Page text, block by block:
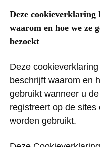
Deze
waarom en hoe we ze
bezoekt
Deze
beschrijft waarom en
gebruikt wanneer u
registreert op de
worden gebruikt.